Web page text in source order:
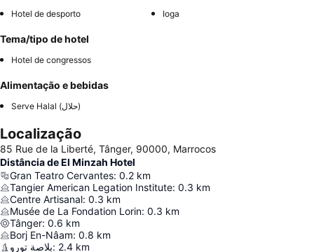
Hotel de desporto Ioga
Tema/tipo de hotel
Hotel de congressos
Alimentação e bebidas
Serve Halal (حلال)
Localização
85 Rue de la Liberté, Tânger, 90000, Marrocos
Distância de El Minzah Hotel
Gran Teatro Cervantes: 0.2 km
Tangier American Legation Institute: 0.3 km
Centre Artisanal: 0.3 km
Musée de La Fondation Lorin: 0.3 km
Tânger: 0.6 km
Borj En-Nâam: 0.8 km
بلاصة تورو: 2.4 km